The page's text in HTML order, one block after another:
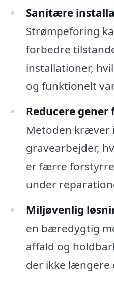
Sanitære
Strømpeforing
forbedre
installationer,
og funktionelt
Reducere
Metoden kræver
gravearbejder,
er færre
under
Miljøvenlig
en bæredygtig
affald og
der ikke længere